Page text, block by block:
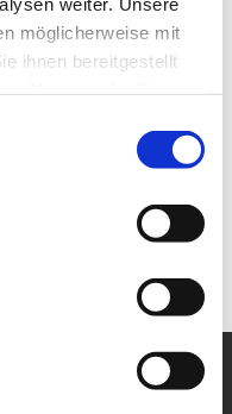
möglicherweise mit
ihnen bereitgestellt